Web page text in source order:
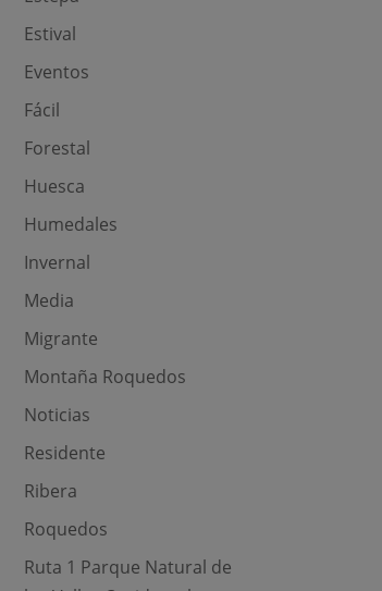
Estival
Eventos
Fácil
Forestal
Huesca
Humedales
Invernal
Media
Migrante
Montaña Roquedos
Noticias
Residente
Ribera
Roquedos
Ruta 1 Parque Natural de